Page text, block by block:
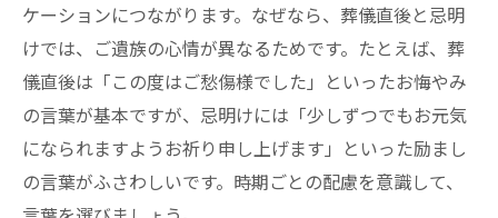
ケーションにつながります。なぜなら、葬儀直後と忌明
けでは、ご遺族の心情が異なるためです。たとえば、葬
儀直後は「この度はご愁傷様でした」といったお悔やみ
の言葉が基本ですが、忌明けには「少しずつでもお元気
になられますようお祈り申し上げます」といった励まし
の言葉がふさわしいです。時期ごとの配慮を意識して、